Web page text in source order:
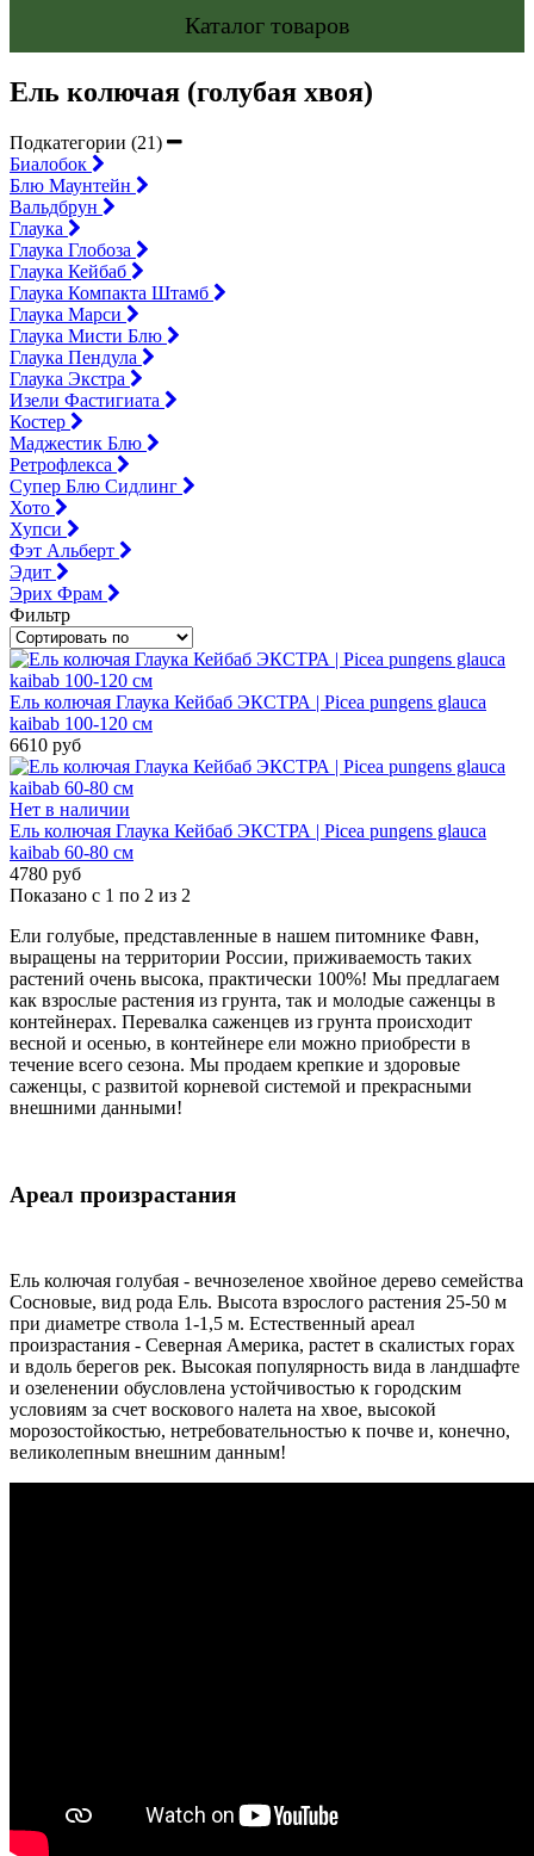
Каталог товаров
Ель колючая (голубая хвоя)
Подкатегории (21)
Биалобок
Блю Маунтейн
Вальдбрун
Глаука
Глаука Глобоза
Глаука Кейбаб
Глаука Компакта Штамб
Глаука Марси
Глаука Мисти Блю
Глаука Пендула
Глаука Экстра
Изели Фастигиата
Костер
Маджестик Блю
Ретрофлекса
Супер Блю Сидлинг
Хото
Хупси
Фэт Альберт
Эдит
Эрих Фрам
Фильтр
Ель колючая Глаука Кейбаб ЭКСТРА | Picea pungens glauca
kaibab 100-120 см
6610 руб
Нет в наличии
Ель колючая Глаука Кейбаб ЭКСТРА | Picea pungens glauca
kaibab 60-80 см
4780 руб
Показано с 1 по 2 из 2
Ели голубые, представленные в нашем питомнике Фавн,
выращены на территории России, приживаемость таких
растений очень высока, практически 100%! Мы предлагаем
как взрослые растения из грунта, так и молодые саженцы в
контейнерах. Перевалка саженцев из грунта происходит
весной и осенью, в контейнере ели можно приобрести в
течение всего сезона. Мы продаем крепкие и здоровые
саженцы, с развитой корневой системой и прекрасными
внешними данными!
Ареал произрастания
Ель колючая голубая - вечнозеленое хвойное дерево семейства
Сосновые, вид рода Ель. Высота взрослого растения 25-50 м
при диаметре ствола 1-1,5 м. Естественный ареал
произрастания - Северная Америка, растет в скалистых горах
и вдоль берегов рек. Высокая популярность вида в ландшафте
и озеленении обусловлена устойчивостью к городским
условиям за счет воскового налета на хвое, высокой
морозостойкостью, нетребовательностью к почве и, конечно,
великолепным внешним данным!